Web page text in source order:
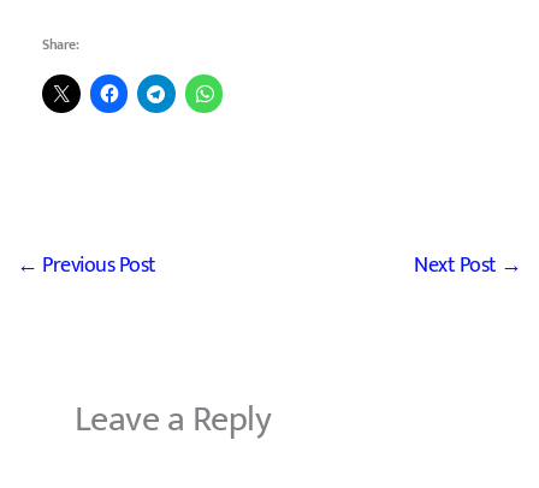
Share:
← Previous Post Next Post →
Leave a Reply